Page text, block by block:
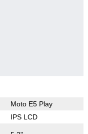
Moto E5 Play
IPS LCD